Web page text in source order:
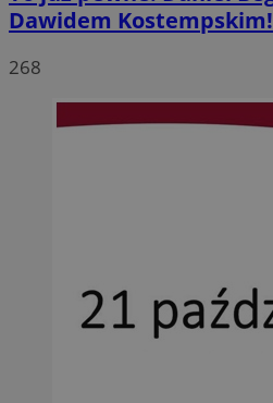
Dawidem Kostempskim!
268